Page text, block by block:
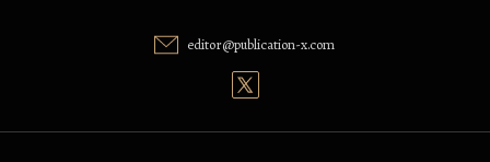
editor@publication-x.com